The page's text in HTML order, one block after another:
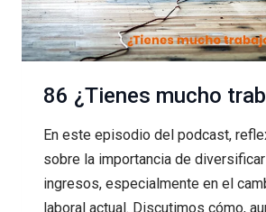
86 ¿Tienes mucho
En este episodio del podcast,
sobre la importancia de
ingresos, especialmente en el
laboral actual. Discutimos cómo,